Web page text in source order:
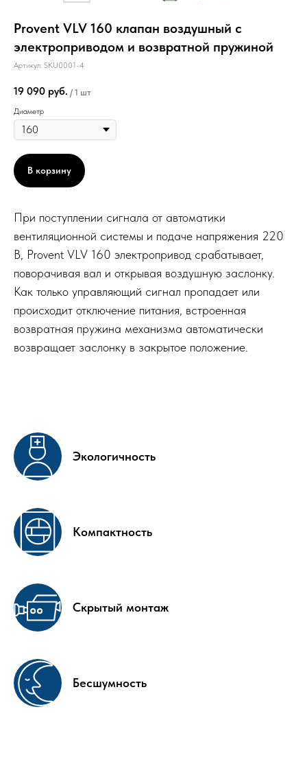
Provent VLV 160 клапан воздушный с
электроприводом и возвратной пружиной
Артикул: SKU0001-4
19 090 руб. / 1 шт
Диаметр
В корзину
При поступлении сигнала от автоматики
вентиляционной системы и подаче напряжения 220
В, Provent VLV 160 электропривод срабатывает,
поворачивая вал и открывая воздушную заслонку.
Как только управляющий сигнал пропадает или
происходит отключение питания, встроенная
возвратная пружина механизма автоматически
возвращает заслонку в закрытое положение.
Экологичность
Компактность
Скрытый монтаж
Бесшумность